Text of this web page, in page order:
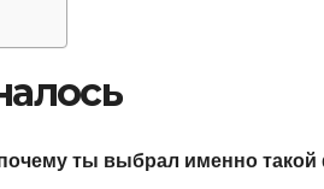
ты выбрал именно такой